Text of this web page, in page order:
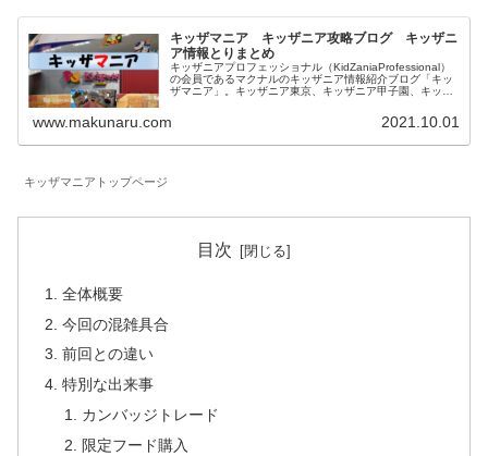
キッザマニア キッザニア攻略ブログ キッザニ
ア情報とりまとめ
キッザニアプロフェッショナル（KidZaniaProfessional）
の会員であるマクナルのキッザニア情報紹介ブログ「キッ
ザマニア」。キッザニア東京、キッザニア甲子園、キッザ
も記載したお仕事体験記、料金等に関係する予約方法、お
得な情報等を記載しています。
www.makunaru.com 2021.10.01
キッザマニアトップページ
目次
全体概要
今回の混雑具合
前回との違い
特別な出来事
カンバッジトレード
限定フード購入